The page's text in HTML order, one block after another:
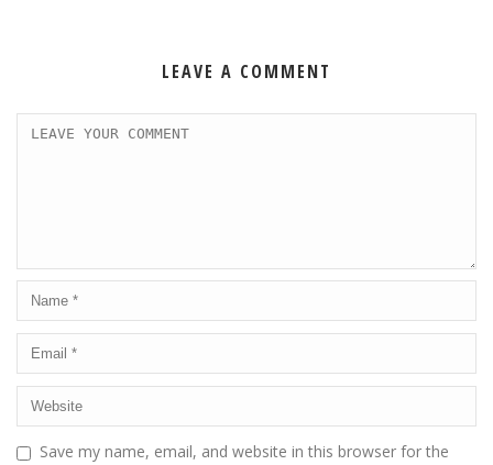
LEAVE A COMMENT
Save my name, email, and website in this browser for the